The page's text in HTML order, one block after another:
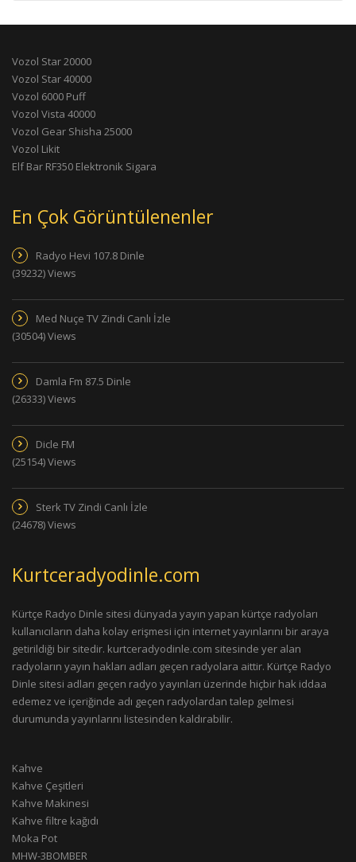
Vozol Star 20000
Vozol Star 40000
Vozol 6000 Puff
Vozol Vista 40000
Vozol Gear Shisha 25000
Vozol Likit
Elf Bar RF350 Elektronik Sigara
En Çok Görüntülenenler
Radyo Hevi 107.8 Dinle
(39232) Views
Med Nuçe TV Zindi Canlı İzle
(30504) Views
Damla Fm 87.5 Dinle
(26333) Views
Dicle FM
(25154) Views
Sterk TV Zindi Canlı İzle
(24678) Views
Kurtceradyodinle.com
Kürtçe Radyo Dinle sitesi dünyada yayın yapan kürtçe radyoları
kullanıcıların daha kolay erişmesi için internet yayınlarını bir araya
getirildiği bir sitedir. kurtceradyodinle.com sitesinde yer alan
radyoların yayın hakları adları geçen radyolara aittir. Kürtçe Radyo
Dinle sitesi adları geçen radyo yayınları üzerinde hiçbir hak iddaa
edemez ve içeriğinde adı geçen radyolardan talep gelmesi
durumunda yayınlarını listesinden kaldırabilir.
Kahve
Kahve Çeşitleri
Kahve Makinesi
Kahve filtre kağıdı
Moka Pot
MHW-3BOMBER